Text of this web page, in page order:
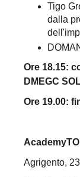
Tigo
dalla
Ore 18.15:
DMEGC
Ore 19.00:
Agrigento,